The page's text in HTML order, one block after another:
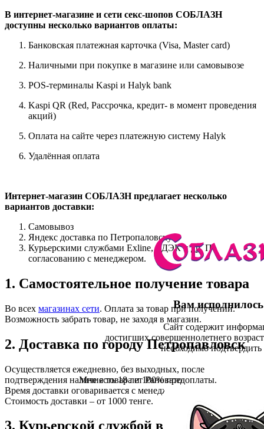
В интернет-магазине и сети секс-шопов СОБЛАЗН
доступны несколько вариантов оплаты:
Банковская платежная карточка (Visa, Master card)
Наличными при покупке в магазине или самовывозе
POS-терминалы Kaspi и Halyk bank
Kaspi QR (Red, Рассрочка, кредит- в момент проведения
акций)
Оплата на сайте через платежную систему Halyk
Удалённая оплата
Интернет-магазин СОБЛАЗН предлагает несколько
вариантов доставки:
Самовывоз
Яндекс доставка по Петропаловску
Курьерскими службами Exline, СДЭК и др. По
согласованию с менеджером.
1. Самостоятельное получение товара
Во всех магазинах сети. Оплата за товар при получении.
Возможность забрать товар, не заходя в магазин.
2. Доставка по городу Петропавловск
Осуществляется ежедневно, без выходных, после
подтверждения наличия товара и 100% предоплаты.
Время доставки оговаривается с менеджером.
Стоимость доставки – от 1000 тенге.
3. Курьерской службой в города
Вам исполнилось
Сайт содержит
достигших совершеннолетнего
необходимо подтвердить
Мне есть 18 лет Рановато